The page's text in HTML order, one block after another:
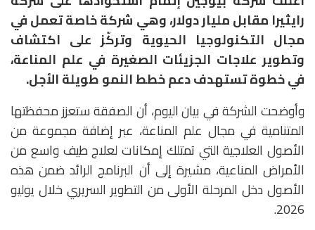
رايثيرا مقابل مليار دولار، وهي شركة خاصة تعمل في
مجال التكنولوجيا الحيوية وتركّز على اكتشاف
وتطوير علاجات الجزيئات الصغيرة في علم المناعة،
في خطوة تستهدف دعم خطط النمو طويلة الأجل.
وأوضحت الشركة في بيان اليوم، أن الصفقة ستعزز محفظتها
المتنامية في مجال علم المناعة، عبر إضافة مجموعة من
الأصول العلاجية التي تمتلك إمكانات لعلاج طيف واسع من
الأمراض المناعية، مشيرة إلى أن البرنامج الرائد ضمن هذه
الأصول دخل المرحلة الأولى من التطوير السريري خلال يوليو
2026.